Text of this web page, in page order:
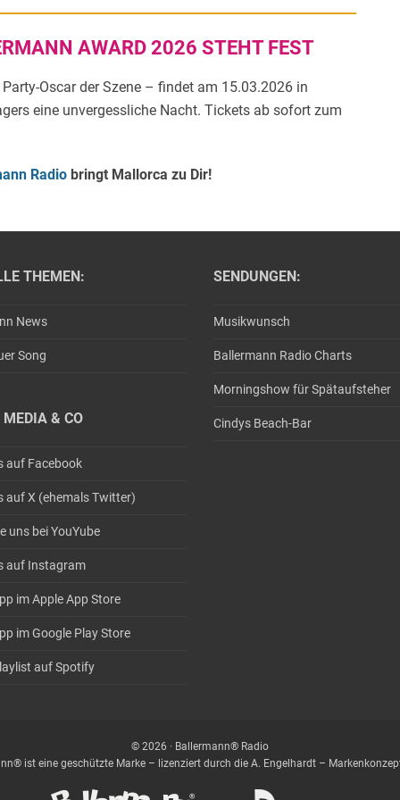
AWARD 2026 STEHT FEST
Oscar der Szene – findet am 15.03.2026 in
eine unvergessliche Nacht. Tickets ab sofort zum
Radio bringt Mallorca zu Dir!
THEMEN:
News
Song
& CO
auf Facebook
auf X (ehemals Twitter)
uns bei YouYube
auf Instagram
im Apple App Store
im Google Play Store
auf Spotify
SENDUNGEN:
Musikwunsch
Ballermann Radio Charts
Morningshow für Spätaufsteher
Cindys Beach-Bar
© 2026 · Ballermann® Radio
ist eine geschützte Marke – lizenziert durch die A. Engelhardt –